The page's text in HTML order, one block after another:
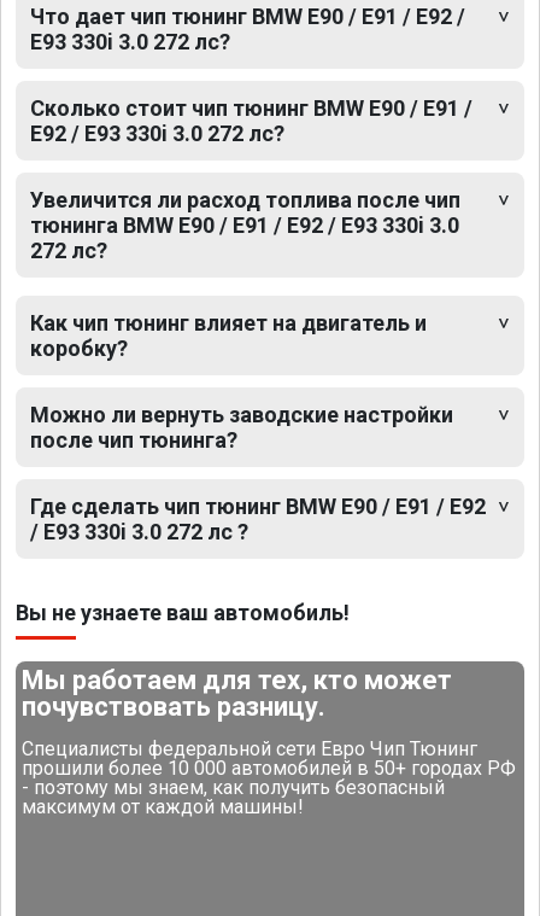
Что дает чип тюнинг BMW E90 / E91 / E92 /
E93 330i 3.0 272 лс?
Сколько стоит чип тюнинг BMW E90 / E91 /
E92 / E93 330i 3.0 272 лс?
Увеличится ли расход топлива после чип
тюнинга BMW E90 / E91 / E92 / E93 330i 3.0
272 лс?
Как чип тюнинг влияет на двигатель и
коробку?
Можно ли вернуть заводские настройки
после чип тюнинга?
Где сделать чип тюнинг BMW E90 / E91 / E92
/ E93 330i 3.0 272 лс ?
Вы не узнаете ваш автомобиль!
Мы работаем для тех, кто может
почувствовать разницу.
Специалисты федеральной сети Евро Чип Тюнинг
прошили более 10 000 автомобилей в 50+ городах РФ
- поэтому мы знаем, как получить безопасный
максимум от каждой машины!